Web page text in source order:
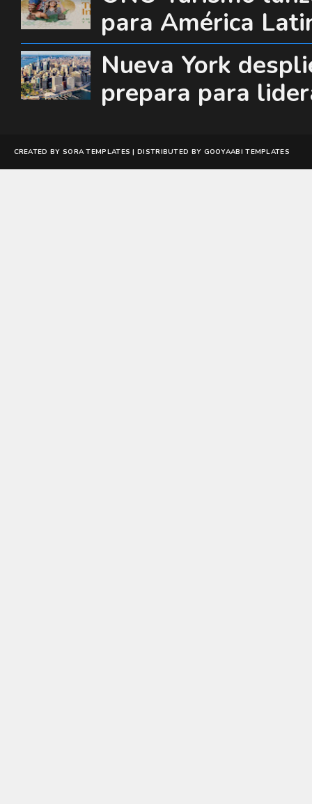
para América
Nueva York
prepara para
CREATED BY SORA TEMPLATES | DISTRIBUTED BY GOOYAABI TEMPLATES